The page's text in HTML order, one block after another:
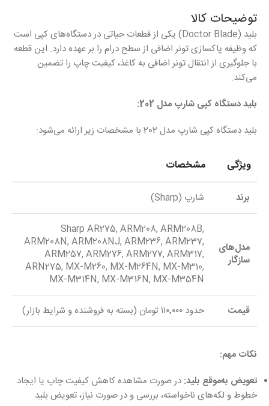
توضیحات کالا
بلید (Doctor Blade) یکی از قطعات حیاتی در دستگاه‌های کپی است
که وظیفه پاکسازی تونر اضافی از سطح درام را بر عهده دارد. این قطعه
با جلوگیری از انتقال تونر اضافی به کاغذ، کیفیت چاپ را تضمین
می‌کند.
بلید دستگاه کپی شارپ مدل 202:
بلید دستگاه کپی شارپ مدل 202 با مشخصات زیر ارائه می‌شود:
ویژگی مشخصات
برند شارپ (Sharp)
مدل‌های
سازگار
Sharp AR275, ARM208, ARM208B,
ARM208N, ARM208NJ, ARM236, ARM237,
ARM257, ARM276, ARM277, ARM317,
ARN275, MX-M260, MX-M264N, MX-M310,
MX-M314N, MX-M316N, MX-M354N
قیمت حدود ۱۱۰٬۰۰۰ تومان (بسته به فروشنده و شرایط بازار)
نکات مهم:
تعویض به‌موقع بلید: در صورت مشاهده کاهش کیفیت چاپ یا ایجاد
خطوط و لکه‌های ناخواسته، بررسی و در صورت نیاز، تعویض بلید